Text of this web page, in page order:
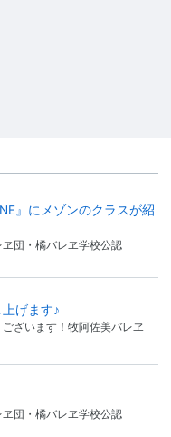
』にメゾンのクラスが紹
団・橘バレヱ学校公認
げます♪
ざいます！牧阿佐美バレヱ
団・橘バレヱ学校公認